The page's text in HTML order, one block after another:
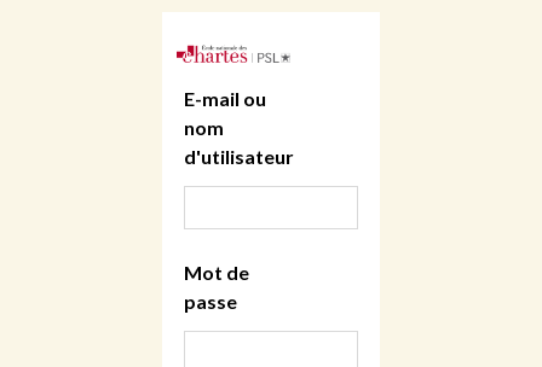
E-mail ou
nom
d'utilisateur
Mot de
passe